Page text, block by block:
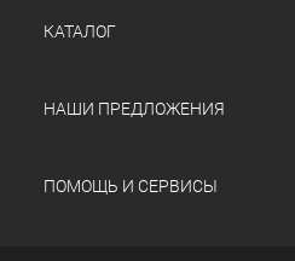
КАТАЛОГ
НАШИ ПРЕДЛОЖЕНИЯ
ПОМОЩЬ И СЕРВИСЫ